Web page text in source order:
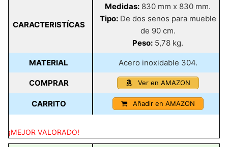
CARACTERISTÍCAS
Medidas: 830 mm x 830 mm.
Tipo:De dos senos para mueble
de 90 cm.
Peso: 5,78 kg.
MATERIAL Acero inoxidable 304.
COMPRAR Ver en AMAZON
CARRITO Añadir en AMAZON
¡MEJOR VALORADO!